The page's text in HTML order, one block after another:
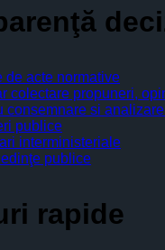
de acte normative
colectare propuneri,
consemnare si
publice
interministeriale
publice
rapide